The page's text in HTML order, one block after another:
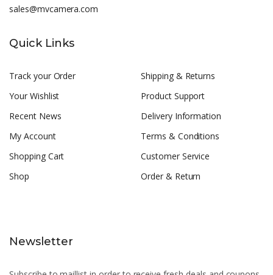
sales@mvcamera.com
Quick Links
Track your Order
Your Wishlist
Recent News
My Account
Shopping Cart
Shop
Shipping & Returns
Product Support
Delivery Information
Terms & Conditions
Customer Service
Order & Return
Newsletter